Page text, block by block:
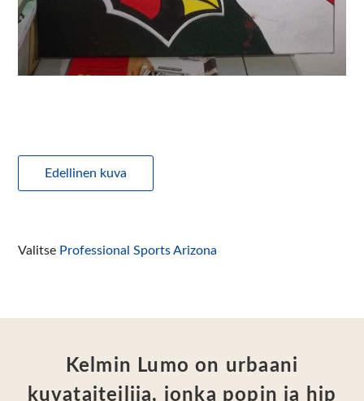
Edellinen kuva
Valitse Professional Sports Arizona
Kelmin Lumo on urbaani
kuvataiteilija, jonka popin ja hip